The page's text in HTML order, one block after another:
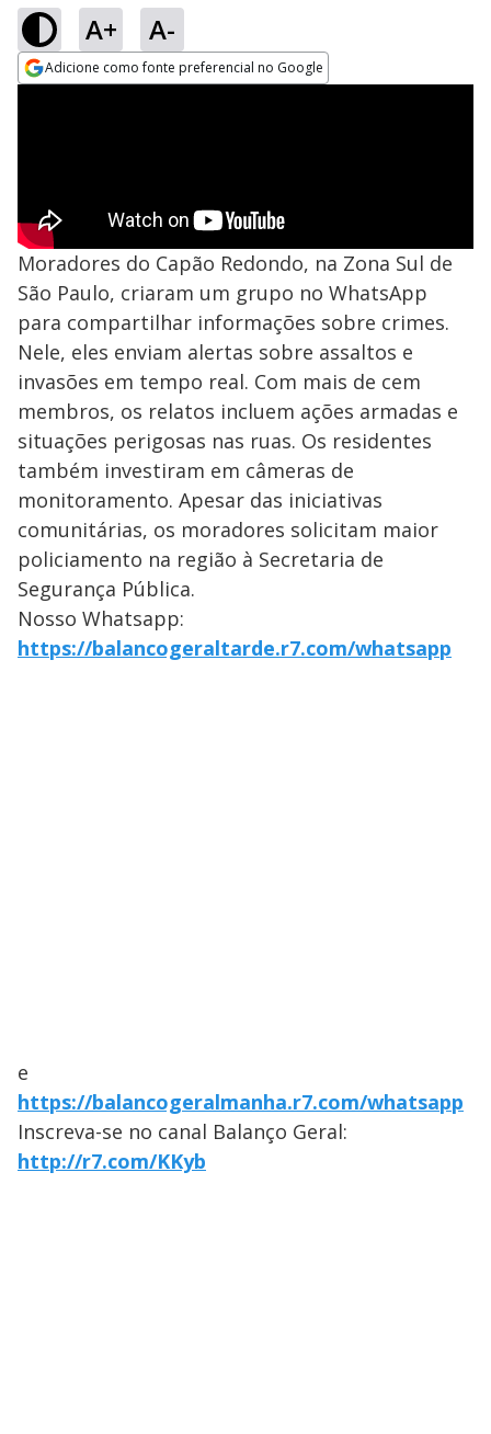
A+ A-
Adicione como fonte preferencial no Google
Moradores do Capão Redondo, na Zona Sul de
São Paulo, criaram um grupo no WhatsApp
para compartilhar informações sobre crimes.
Nele, eles enviam alertas sobre assaltos e
invasões em tempo real. Com mais de cem
membros, os relatos incluem ações armadas e
situações perigosas nas ruas. Os residentes
também investiram em câmeras de
monitoramento. Apesar das iniciativas
comunitárias, os moradores solicitam maior
policiamento na região à Secretaria de
Segurança Pública.
Nosso Whatsapp:
https://balancogeraltarde.r7.com/whatsapp
e
https://balancogeralmanha.r7.com/whatsapp
Inscreva-se no canal Balanço Geral:
http://r7.com/KKyb